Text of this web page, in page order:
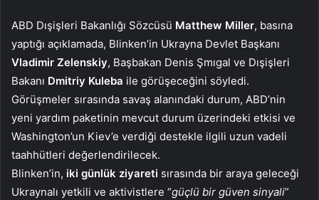
ABD Dışişleri Bakanlığı Sözcüsü Matthew Miller, basına
yaptığı açıklamada, Blinken’in Ukrayna Devlet Başkanı
Vladimir Zelenskiy, Başbakan Denis Şmıgal ve Dışişleri
Bakanı Dmitriy Kuleba ile görüşeceğini söyledi.
Görüşmeler sırasında savaş alanındaki durum, ABD’nin
yeni yardım paketinin mevcut durum üzerindeki etkisi ve
Washington’un Kiev’e verdiği destekle ilgili uzun vadeli
taahhütleri değerlendirilecek.
Blinken’in, iki günlük ziyareti sırasında bir araya geleceği
Ukraynalı yetkili ve aktivistlere “güçlü bir güven sinyali”